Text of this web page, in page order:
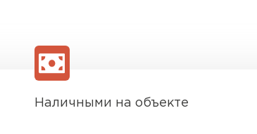
Наличными на объекте
ВСЕ ПРОИЗВОДИТЕЛИ